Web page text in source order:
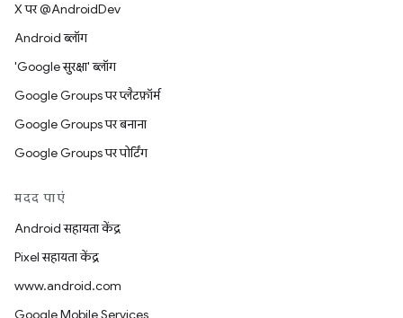
X पर @AndroidDev
Android ब्लॉग
'Google सुरक्षा' ब्लॉग
Google Groups पर प्लैटफ़ॉर्म
Google Groups पर बनाना
Google Groups पर पोर्टिंग
मदद पाएं
Android सहायता केंद्र
Pixel सहायता केंद्र
www.android.com
Google Mobile Services